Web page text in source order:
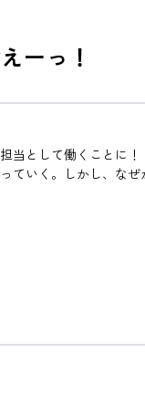
ーっ！
当として働くことに！
いく。しかし、な